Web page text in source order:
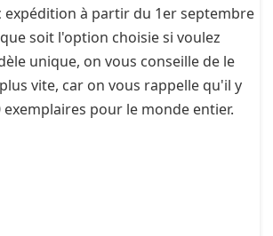
expédition à partir du 1er septembre
soit l'option choisie si voulez
unique, on vous conseille de le
vite, car on vous rappelle qu'il y
exemplaires pour le monde entier.